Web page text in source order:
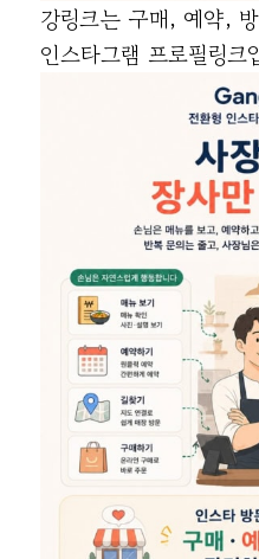
강링크는 구매, 예약,
인스타그램 프로필링크